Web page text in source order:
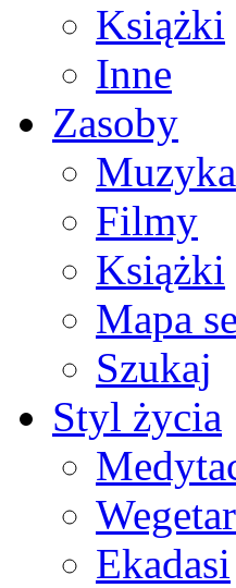
Książki
Inne
Zasoby
Muzyka
Filmy
Książki
Mapa
Szukaj
Styl życia
Ekadasi